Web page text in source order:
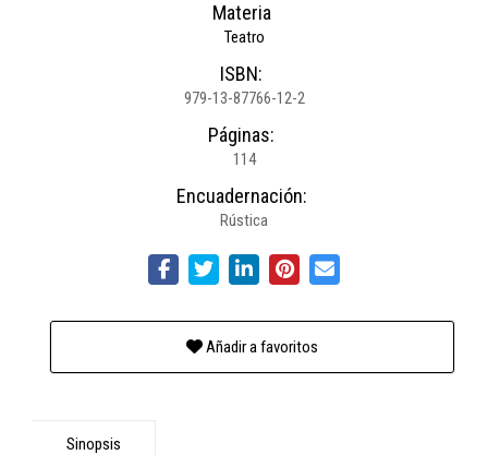
Materia
Teatro
ISBN:
979-13-87766-12-2
Páginas:
114
Encuadernación:
Rústica
Añadir a favoritos
Sinopsis